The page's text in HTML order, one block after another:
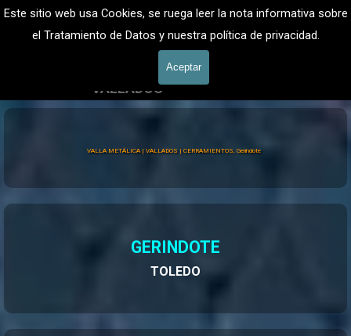
Este sitio web usa Cookies, se ruega leer la nota informativa sobre
el Tratamiento de Datos y nuestra política de privacidad.
Aceptar
Vaya al ContenidoVALLADOS METALICOS MADRID - VALLADO DE FINCAS
Valla Hercules, Vallado de fincas
VALLADOSValla Hércules
Vallados Jardín
VALLA METÁLICA | VALLADOS | CERRAMIENTOS, Gerindote
GERINDOTE
TOLEDO